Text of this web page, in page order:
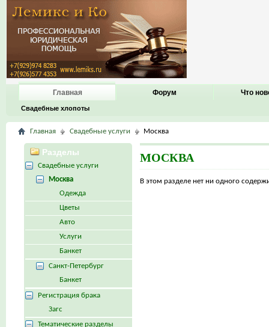
Главная
Свадебные хлопоты
Форум Что
Главная Свадебные услуги Москва
МОСКВА
В этом разделе нет ни одного
Разделы
Свадебные услуги
Москва
Одежда
Цветы
Авто
Услуги
Банкет
Санкт-Петербург
Банкет
Регистрация брака
Загс
Тематические разделы